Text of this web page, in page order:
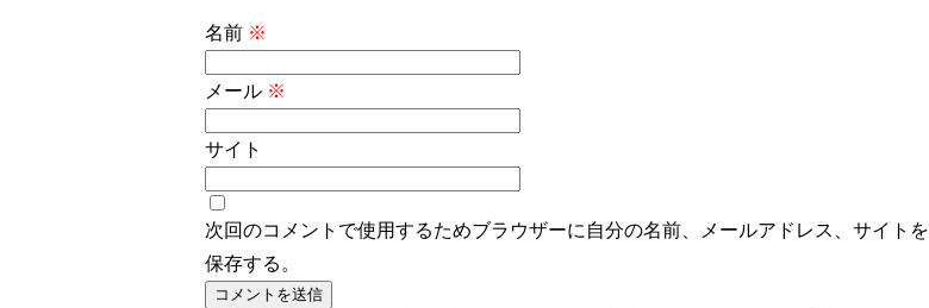
名前 ※
メール ※
サイト
次回のコメントで使用するためブラウザーに自分の名前、メールアドレス、サイトを
保存する。